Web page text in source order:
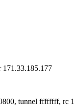
tunnel ffffffff, rc 1